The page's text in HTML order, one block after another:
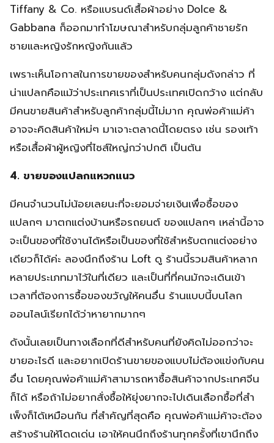
Tiffany & Co. หรือแบรนด์เสื้อผ้าอย่าง Dolce &
Gabbana ก็ออกมาทำโฆษณาสำหรับกลุ่มลูกค้าชายรัก
ชายและหญิงรักหญิงกันแล้ว
เพราะเห็นโอกาสในการขายของสำหรับคนกลุ่มดังกล่าว ที่
น่าแปลกคือแม้ว่าประเทศเราที่เป็นประเทศเปิดกว้าง แต่กลับ
มีคนขายสินค้าสำหรับลูกค้ากลุ่มนี้ไม่มาก คุณพ่อค้าแม่ค้า
อาจจะคิดสินค้าใหม่ๆ มาเจาะตลาดนี้โดยตรง เช่น รองเท้า
หรือเสื้อผ้าผู้หญิงที่ไซส์ใหญ่กว่าปกติ เป็นต้น
4. ขายของแปลกแหวกแนว
มีคนจำนวนไม่น้อยเลยนะที่จะยอมจ่ายเงินเพื่อซื้อของ
แปลกๆ มาตกแต่งบ้านหรือรถยนต์ ของแปลกๆ เหล่านี้อาจ
จะเป็นของที่ใช้งานได้หรือเป็นของที่ใช้สำหรับตกแต่งอย่าง
เดียวก็ได้ค่ะ ลองนึกถึงร้าน Loft ดู ร้านนี้รวมสินค้าหลาก
หลายประเภทมาไว้ในที่เดียว และเป็นที่ที่คนมักจะเดินเข้า
เวลาที่ต้องการซื้อของขวัญให้คนอื่น ร้านแบบนี้บนโลก
ออนไลน์เรียกได้ว่าหายากมากๆ
ดังนั้นเลยเป็นทางเลือกที่ดีสำหรับคนที่ยังคิดไม่ออกว่าจะ
ขายอะไรดี และอยากเปิดร้านขายของแบบไม่ต้องแข่งกับคน
อื่น โดยคุณพ่อค้าแม่ค้าสามารถหาซื้อสินค้าจากประเทศจีน
ก็ได้ หรือถ้าไม่อยากสั่งซื้อให้ยุ่งยากจะไปเดินเลือกซื้อที่สำ
เพ็งก็ได้เหมือนกัน ที่สำคัญที่สุดคือ คุณพ่อค้าแม่ค้าจะต้อง
สร้างร้านให้โดดเด่น เอาให้คนนึกถึงร้านทุกครั้งที่เขานึกถึง